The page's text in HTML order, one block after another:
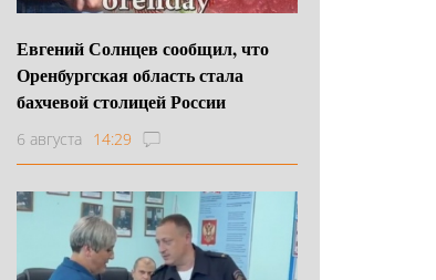
Евгений Солнцев сообщил, что
Оренбургская область стала
бахчевой столицей России
6 августа 14:29